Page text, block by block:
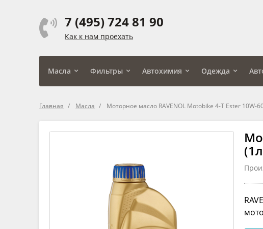
7 (495) 724 81 90
Как к нам проехать
Масла Фильтры Автохимия Одежда
Главная Масла Моторное масло RAVENOL Motobike 4-T Ester 10W-